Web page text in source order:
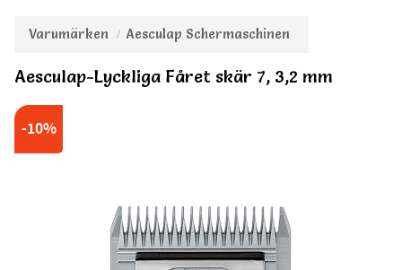
Varumärken Aesculap Schermaschinen
Aesculap-Lyckliga Fåret skär 7, 3,2 mm
10%